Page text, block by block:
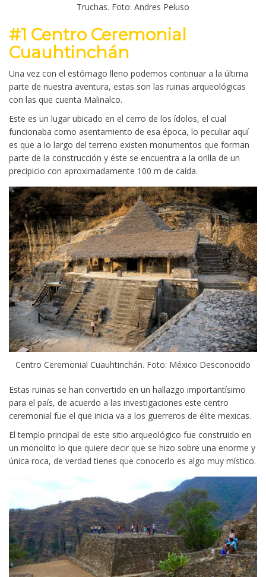
Truchas. Foto: Andres Peluso
#1 Centro Ceremonial
Cuauhtinchán
Una vez con el estómago lleno podemos continuar a la última
parte de nuestra aventura, estas son las ruinas arqueológicas
con las que cuenta Malinalco.
Este es un lugar ubicado en el cerro de los ídolos, el cual
funcionaba como asentamiento de esa época, lo peculiar aquí
es que a lo largo del terreno existen monumentos que forman
parte de la construcción y éste se encuentra a la orilla de un
precipicio con aproximadamente 100 m de caída.
Centro Ceremonial Cuauhtinchán. Foto: México Desconocido
Estas ruinas se han convertido en un hallazgo importantísimo
para el país, de acuerdo a las investigaciones este centro
ceremonial fue el que inicia va a los guerreros de élite mexicas.
El templo principal de este sitio arqueológico fue construido en
un monolito lo que quiere decir que se hizo sobre una enorme y
única roca, de verdad tienes que conocerlo es algo muy místico.